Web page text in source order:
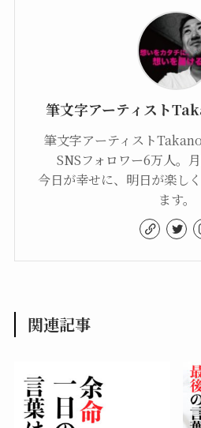
筆文字アーティスト
筆文字アーティスト
SNSフォロワー6万人。
今日が幸せに、明日が楽し
ます。
関連記事